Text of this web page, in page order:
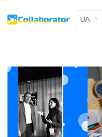
UA